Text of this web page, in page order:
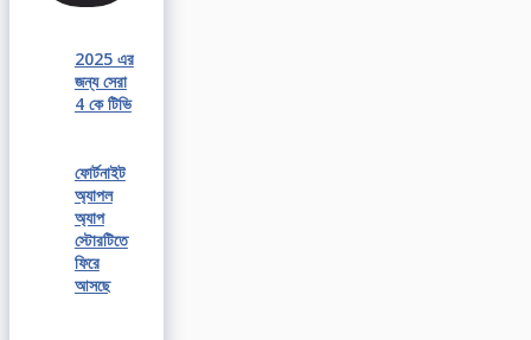
2025 এর
জন্য সেরা
4 কে টিভি
ফোর্টনাইট
অ্যাপল
অ্যাপ
স্টোরটিতে
ফিরে
আসছে